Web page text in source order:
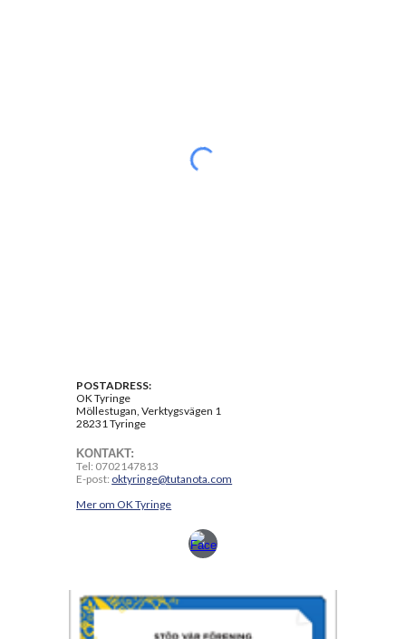
POSTADRESS:
OK Tyringe
Möllestugan, Verktygsvägen 1
28231 Tyringe
KONTAKT:
Tel: 0702147813
E-post: oktyringe@tutanota.com
Mer om OK Tyringe